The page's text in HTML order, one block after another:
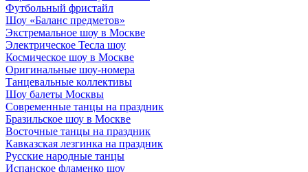
Футбольный фристайл
Шоу «Баланс предметов»
Экстремальное шоу в Москве
Электрическое Тесла шоу
Космическое шоу в Москве
Оригинальные шоу-номера
Танцевальные коллективы
Шоу балеты Москвы
Современные танцы на праздник
Бразильское шоу в Москве
Восточные танцы на праздник
Кавказская лезгинка на праздник
Русские народные танцы
Испанское фламенко шоу